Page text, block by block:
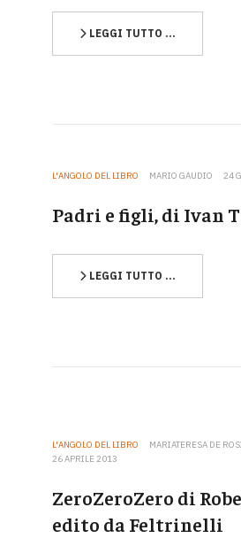
LEGGI TUTTO …
L'ANGOLO DEL LIBRO MARIO GAUDIO 24
Padri e figli, di Ivan
LEGGI TUTTO …
L'ANGOLO DEL LIBRO
MARIATERESA DE
26 APRILE 2013
ZeroZeroZero di
edito da Feltrinelli